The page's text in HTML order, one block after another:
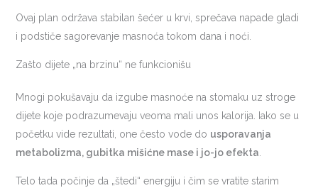
Ovaj plan održava stabilan šećer u krvi, sprečava napade gladi
i podstiče sagorevanje masnoća tokom dana i noći.
Zašto dijete „na brzinu“ ne funkcionišu
Mnogi pokušavaju da izgube masnoće na stomaku uz stroge
dijete koje podrazumevaju veoma mali unos kalorija. Iako se u
početku vide rezultati, one često vode do usporavanja
metabolizma, gubitka mišićne mase i jo-jo efekta.
Telo tada počinje da „štedi“ energiju i čim se vratite starim